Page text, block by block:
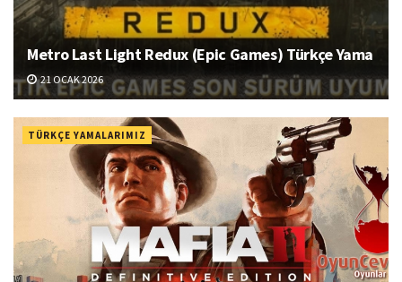
Metro Last Light Redux (Epic Games) Türkçe Yama
21 OCAK 2026
TÜRKÇE YAMALARIMIZ